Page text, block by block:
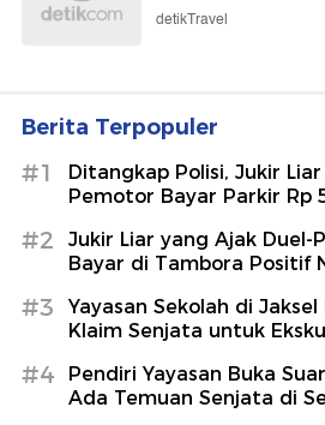
detikTravel
Berita Terpopuler
#1
Ditangkap Polisi, Jukir
Pemotor Bayar Parkir Rp
#2
Jukir Liar yang Ajak Duel-
Bayar di Tambora Positif
#3
Yayasan Sekolah di
Klaim Senjata untuk
#4
Pendiri Yayasan Buka
Ada Temuan Senjata di